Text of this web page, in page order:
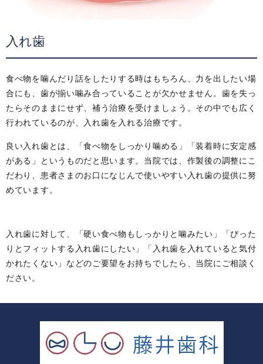
入れ歯
食べ物を噛んだり話をしたりする時はもちろん、力を出したい場
合にも、歯が揃い噛み合っていることが欠かせません。歯を失っ
たらそのままにせず、補う治療を受けましょう。その中でも広く
行われているのが、入れ歯を入れる治療です。
良い入れ歯とは、「食べ物をしっかり噛める」「装着時に安定感
がある」というものだと思います。当院では、作製後の調整にこ
だわり、患者さまのお口になじんで使いやすい入れ歯の提供に努
めています。
入れ歯に対して、「硬い食べ物もしっかりと噛みたい」「ぴった
りとフィットする入れ歯にしたい」「入れ歯を入れていると気付
かれたくない」などのご要望をお持ちでしたら、当院にご相談く
ださい。